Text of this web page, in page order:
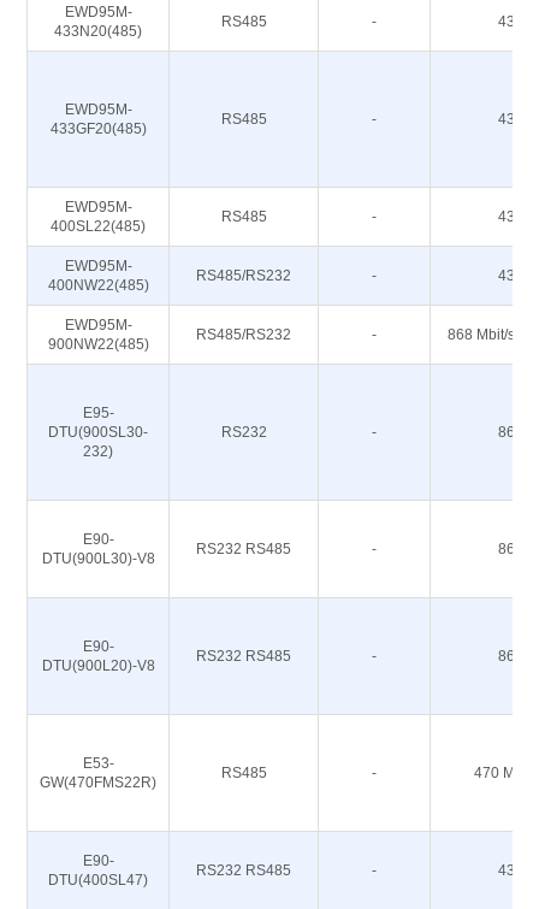
EWD95M-
433N20(485)
RS485 - 433M
EWD95M-
433GF20(485)
RS485 - 433M
EWD95M-
400SL22(485)
RS485 - 433M
EWD95M-
400NW22(485)
RS485/RS232 - 433M
EWD95M-
900NW22(485)
RS485/RS232 - 868 Mbit/s
E95-
DTU(900SL30-
232)
RS232 - 868M
E90-
DTU(900L30)-V8
RS232 RS485 - 868M
E90-
DTU(900L20)-V8
RS232 RS485 - 868M
E53-
GW(470FMS22R)
RS485 - 470 M
E90-
DTU(400SL47)
RS232 RS485 - 433M